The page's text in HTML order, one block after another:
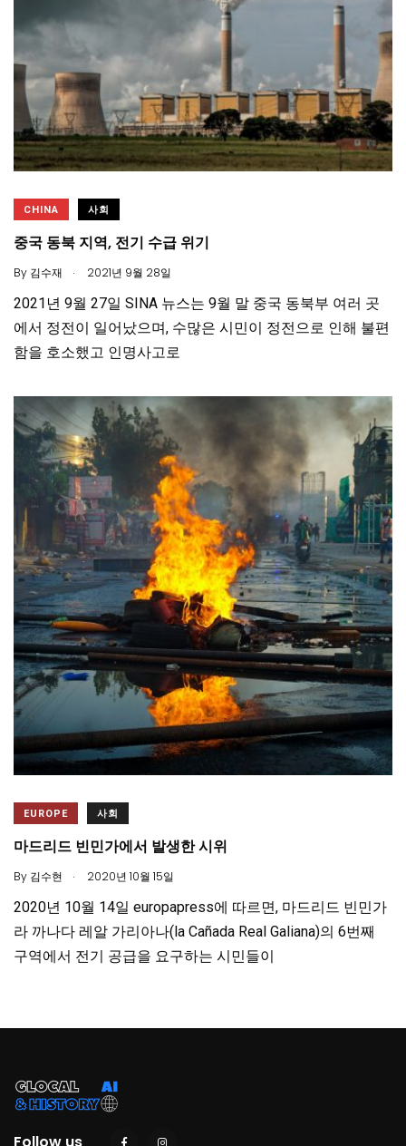
CHINA 사회
중국 동북 지역, 전기 수급 위기
By 김수재 . 2021년 9월 28일
2021년 9월 27일 SINA 뉴스는 9월 말 중국 동북부 여러 곳
에서 정전이 일어났으며, 수많은 시민이 정전으로 인해 불편
함을 호소했고 인명사고로
EUROPE 사회
마드리드 빈민가에서 발생한 시위
By 김수현 . 2020년 10월 15일
2020년 10월 14일 europapress에 따르면, 마드리드 빈민가
라 까나다 레알 가리아나(la Cañada Real Galiana)의 6번째
구역에서 전기 공급을 요구하는 시민들이
Follow us